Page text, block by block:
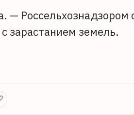
—
зарастанием земель.